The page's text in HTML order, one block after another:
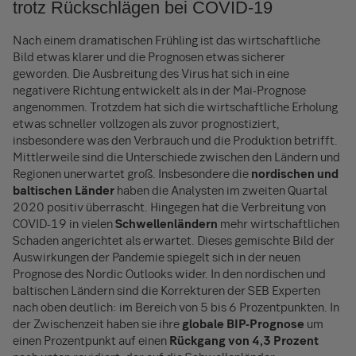
trotz Rückschlägen bei COVID-19
Nach einem dramatischen Frühling ist das wirtschaftliche
Bild etwas klarer und die Prognosen etwas sicherer
geworden. Die Ausbreitung des Virus hat sich in eine
negativere Richtung entwickelt als in der Mai-Prognose
angenommen. Trotzdem hat sich die wirtschaftliche Erholung
etwas schneller vollzogen als zuvor prognostiziert,
insbesondere was den Verbrauch und die Produktion betrifft.
Mittlerweile sind die Unterschiede zwischen den Ländern und
Regionen unerwartet groß. Insbesondere die nordischen und
baltischen Länder haben die Analysten im zweiten Quartal
2020 positiv überrascht. Hingegen hat die Verbreitung von
COVID-19 in vielenSchwellenländern mehr wirtschaftlichen
Schaden angerichtet als erwartet. Dieses gemischte Bild der
Auswirkungen der Pandemie spiegelt sich in der neuen
Prognose des Nordic Outlooks wider. In den nordischen und
baltischen Ländern sind die Korrekturen der SEB Experten
nach oben deutlich: im Bereich von 5 bis 6 Prozentpunkten. In
der Zwischenzeit haben sie ihre globale BIP-Prognose um
einen Prozentpunkt auf einen Rückgang von 4,3 Prozent